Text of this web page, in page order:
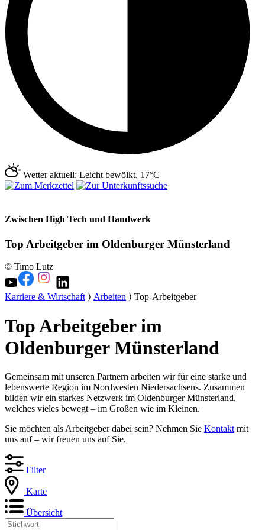
Wetter aktuell: Leicht bewölkt, 17°C
Zwischen High Tech und Handwerk
Top Arbeitgeber im Oldenburger Münsterland
© Timo Lutz
Karriere & Wirtschaft⟩ Arbeiten ⟩ Top-Arbeitgeber
Top Arbeitgeber im
Oldenburger Münsterland
Gemeinsam mit unseren Partnern arbeiten wir für eine starke und
lebenswerte Region im Nordwesten Niedersachsens. Zusammen
bilden wir ein starkes Netzwerk im Oldenburger Münsterland,
welches vieles bewegt – im Großen wie im Kleinen.
Sie möchten als Arbeitgeber dabei sein? Nehmen Sie Kontakt mit
uns auf – wir freuen uns auf Sie.
Filter
Karte
Übersicht